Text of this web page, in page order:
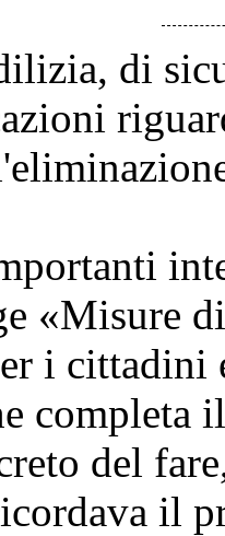
di
«Misure
i cittadini
completa
del
il